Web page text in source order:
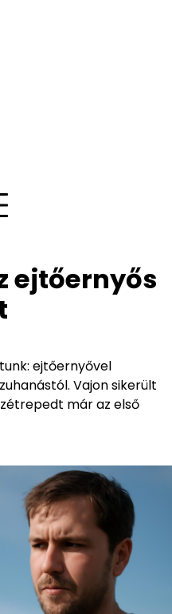
ejtőernyős
ejtőernyővel
Vajon sikerült
már az első